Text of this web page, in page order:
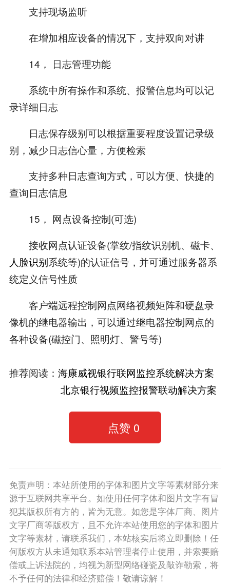
支持现场监听
在增加相应设备的情况下，支持双向对讲
14， 日志管理功能
系统中所有操作和系统、报警信息均可以记
录详细日志
日志保存级别可以根据重要程度设置记录级
别，减少日志信心量，方便检索
支持多种日志查询方式，可以方便、快捷的
查询日志信息
15， 网点设备控制(可选)
接收网点认证设备(掌纹/指纹识别机、磁卡、
人脸识别系统等)的认证信号，并可通过服务器系
统定义信号性质
客户端远程控制网点网络视频矩阵和硬盘录
像机的继电器输出，可以通过继电器控制网点的
各种设备(磁控门、照明灯、警号等)
推荐阅读： 海康威视银行联网监控系统解决方案
北京银行视频监控报警联动解决方案
点赞 0
免责声明：本站所使用的字体和图片文字等素材部分来
源于互联网共享平台。如使用任何字体和图片文字有冒
犯其版权所有方的，皆为无意。如您是字体厂商、图片
文字厂商等版权方，且不允许本站使用您的字体和图片
文字等素材，请联系我们，本站核实后将立即删除！任
何版权方从未通知联系本站管理者停止使用，并索要赔
偿或上诉法院的，均视为新型网络碰瓷及敲诈勒索，将
不予任何的法律和经济赔偿！敬请谅解！